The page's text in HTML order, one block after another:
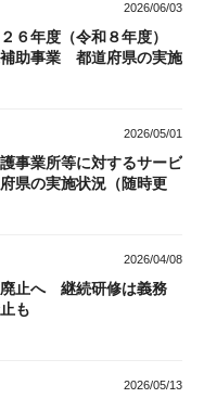
2026/06/03
２６年度（令和８年度）
助事業 都道府県の実施
2026/05/01
事業所等に対するサービ
県の実施状況（随時更
2026/04/08
止へ 継続研修は義務
も
2026/05/13